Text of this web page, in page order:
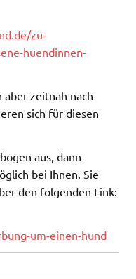
zu-
huendinnen-
aber zeitnah nach
sich für diesen
aus, dann
bei Ihnen. Sie
den folgenden Link:
um-einen-hund